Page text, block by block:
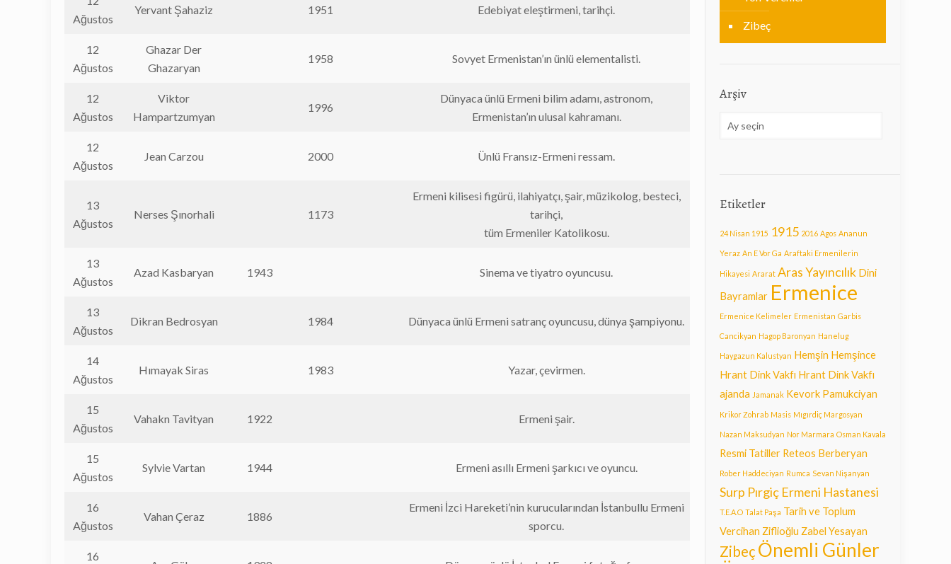
Ağustos
Yervant Şahaziz 1951 Edebiyat eleştirmeni, tarihçi.
12
Ağustos
Ghazar Der
Ghazaryan
1958 Sovyet Ermenistan’ın ünlü elementalisti.
12
Ağustos
Viktor
Hampartzumyan
1996
Dünyaca ünlü Ermeni bilim adamı, astronom,
Ermenistan’ın ulusal kahramanı.
12
Ağustos
Jean Carzou 2000 Ünlü Fransız-Ermeni ressam.
13
Ağustos
Nerses Şınorhali 1173
Ermeni kilisesi figürü, ilahiyatçı, şair, müzikolog, besteci,
tarihçi,
tüm Ermeniler Katolikosu.
13
Ağustos
Azad Kasbaryan 1943 Sinema ve tiyatro oyuncusu.
13
Ağustos
Dikran Bedrosyan 1984 Dünyaca ünlü Ermeni satranç oyuncusu, dünya şampiyonu.
14
Ağustos
Hımayak Siras 1983 Yazar, çevirmen.
15
Ağustos
Vahakn Tavityan 1922 Ermeni şair.
15
Ağustos
Sylvie Vartan 1944 Ermeni asıllı Ermeni şarkıcı ve oyuncu.
16
Ağustos
Vahan Çeraz 1886
Ermeni İzci Hareketi’nin kurucularından İstanbullu Ermeni
sporcu.
16
Zibeç
Arşiv
Arşiv
Etiketler
24 Nisan 1915 1915 2016 Agos Ananun
Yeraz An E Vor Ga Araftaki Ermenilerin
Hikayesi Ararat Aras Yayıncılık Dini
Bayramlar Ermenice
Ermenice Kelimeler Ermenistan Garbis
Cancikyan Hagop Baronyan Hanelug
Haygazun Kalustyan Hemşin Hemşince
Hrant Dink Vakfı Hrant Dink Vakfı
ajanda Jamanak Kevork Pamukciyan
Krikor Zohrab Masis Mıgırdiç Margosyan
Nazan Maksudyan Nor Marmara Osman Kavala
Resmi Tatiller Reteos Berberyan
Rober Haddeciyan Rumca Sevan Nişanyan
Surp Pırgiç Ermeni Hastanesi
T.E.A.O Talat Paşa Tarih ve Toplum
Vercihan Ziflioğlu Zabel Yesayan
ZibeçÖnemli Günler